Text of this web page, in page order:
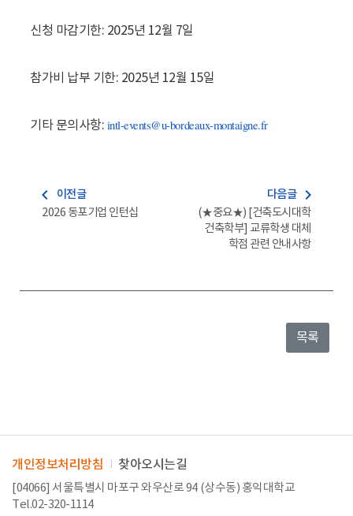
신청 마감기한: 2025년 12월 7일
참가비 납부 기한: 2025년 12월 15일
기타 문의사항: intl-events@u-bordeaux-montaigne.fr
navigate_before
이전글
2026 동포기업 인턴십
다음글 navigate_next
(★중요★) [건축도시대학
건축학부] 교류학생 대체
학점 관련 안내사항
목록
개인정보처리방침 찾아오시는길
[04066] 서울특별시 마포구 와우산로 94 (상수동) 홍익대학교
Tel.02-320-1114